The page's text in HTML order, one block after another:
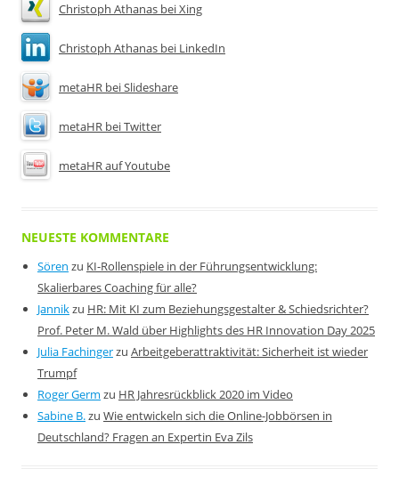
Christoph Athanas bei Xing
Christoph Athanas bei LinkedIn
metaHR bei Slideshare
metaHR bei Twitter
metaHR auf Youtube
NEUESTE KOMMENTARE
Sören zu KI-Rollenspiele in der Führungsentwicklung:
Skalierbares Coaching für alle?
Jannikzu HR: Mit KI zum Beziehungsgestalter & Schiedsrichter?
Prof. Peter M. Wald über Highlights des HR Innovation Day 2025
Julia Fachingerzu Arbeitgeberattraktivität: Sicherheit ist wieder
Trumpf
Roger Germ zu HR Jahresrückblick 2020 im Video
Sabine B.zu Wie entwickeln sich die Online-Jobbörsen in
Deutschland? Fragen an Expertin Eva Zils